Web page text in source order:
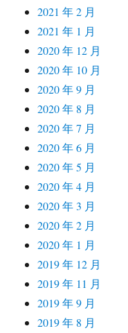
2021 年 2 月
2021 年 1 月
2020 年 12 月
2020 年 10 月
2020 年 9 月
2020 年 8 月
2020 年 7 月
2020 年 6 月
2020 年 5 月
2020 年 4 月
2020 年 3 月
2020 年 2 月
2020 年 1 月
2019 年 12 月
2019 年 11 月
2019 年 9 月
2019 年 8 月